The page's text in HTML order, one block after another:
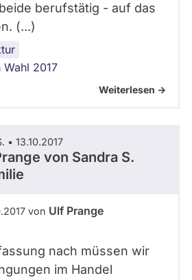
berufstätig - auf das
(...)
Wahl 2017
Weiterlesen ->
• 13.10.2017
von Sandra S.
von Ulf Prange
nach müssen wir
im Handel